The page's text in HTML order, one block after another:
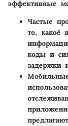
эффективные
Частые
то, какоё
коды и
задержки